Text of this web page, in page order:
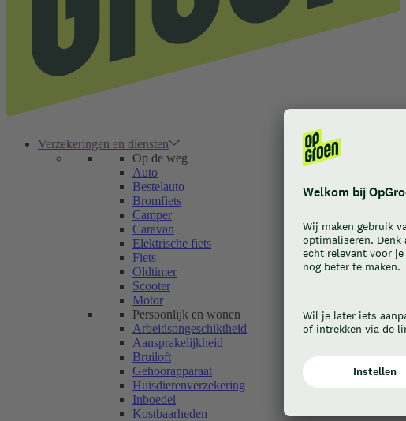
Verzekeringen en diensten
Op de weg
Auto
Bestelauto
Bromfiets
Camper
Caravan
Elektrische fiets
Fiets
Oldtimer
Scooter
Motor
Persoonlijk en wonen
Arbeidsongeschiktheid
Aansprakelijkheid
Bruiloft
Gehoorapparaat
Huisdierenverzekering
Inboedel
Kostbaarheden